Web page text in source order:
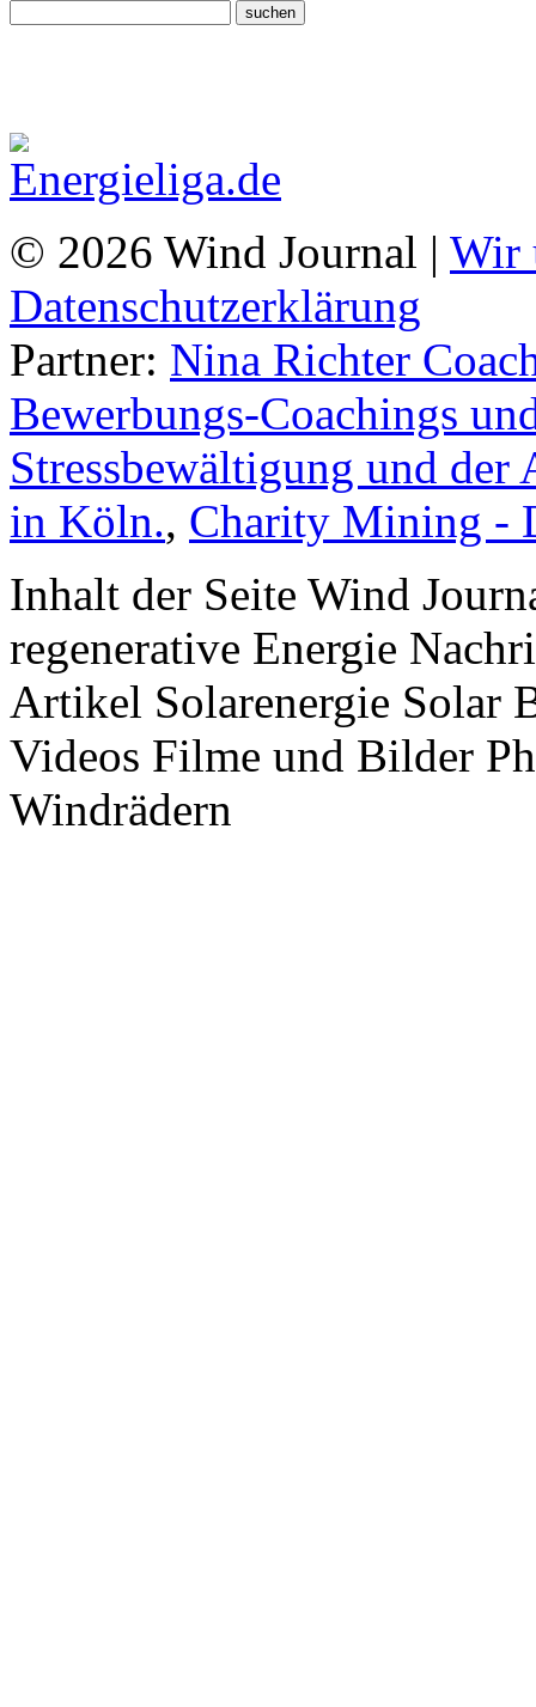
© 2026 Wind Journal | Wir
Datenschutzerklärung
Partner: Nina Richter
Bewerbungs-Coachings
Stressbewältigung und
in Köln., Charity Mining -
Inhalt der Seite Wind
regenerative Energie
Artikel Solarenergie Solar
Videos Filme und Bilder
Windrädern